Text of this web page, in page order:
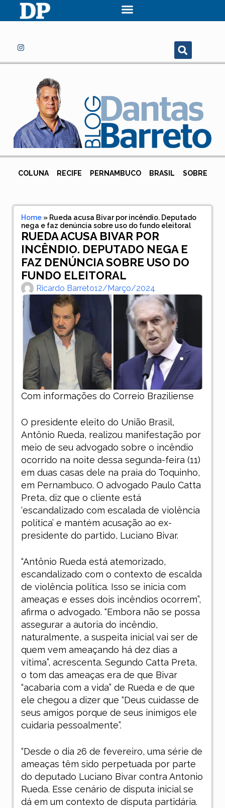
COLUNA RECIFE PERNAMBUCO BRASIL SOBRE
Home» Rueda acusa Bivar por incêndio. Deputado
nega e faz denúncia sobre uso do fundo eleitoral
RUEDA ACUSA BIVAR POR
INCÊNDIO. DEPUTADO NEGA E
FAZ DENÚNCIA SOBRE USO DO
FUNDO ELEITORAL
Ricardo Barreto12/março/2024
Com informações do Correio Braziliense
O presidente eleito do União Brasil,
Antônio Rueda, realizou manifestação por
meio de seu advogado sobre o incêndio
ocorrido na noite dessa segunda-feira (11)
em duas casas dele na praia do Toquinho,
em Pernambuco. O advogado Paulo Catta
Preta, diz que o cliente está
‘escandalizado com escalada de violência
política’ e mantém acusação ao ex-
presidente do partido, Luciano Bivar.
“Antônio Rueda está atemorizado,
escandalizado com o contexto de escalda
de violência política. Isso se inicia com
ameaças e esses dois incêndios ocorrem”,
afirma o advogado. “Embora não se possa
assegurar a autoria do incêndio,
naturalmente, a suspeita inicial vai ser de
quem vem ameaçando há dez dias a
vítima”, acrescenta. Segundo Catta Preta,
o tom das ameaças era de que Bivar
“acabaria com a vida” de Rueda e de que
ele chegou a dizer que “Deus cuidasse de
seus amigos porque de seus inimigos ele
cuidaria pessoalmente”.
“Desde o dia 26 de fevereiro, uma série de
ameaças têm sido perpetuada por parte
do deputado Luciano Bivar contra Antonio
Rueda. Esse cenário de disputa inicial se
dá em um contexto de disputa partidária.